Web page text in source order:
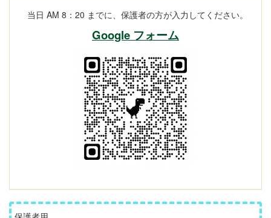
当日 AM 8：20 までに、保護者の方が入力してください。
Google フォーム